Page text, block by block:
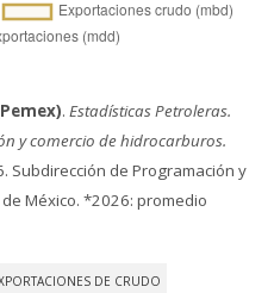
. Estadísticas Petroleras.
y comercio de hidrocarburos.
Subdirección de Programación y
México. *2026: promedio
DE CRUDO